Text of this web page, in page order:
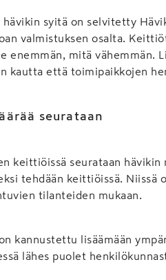
hävikin syitä on selvitetty
valmistuksen osalta.
enemmän, mitä vähemmän.
kautta että toimipaikkojen
seurataan
keittiöissä seurataan
tehdään keittiöissä. Niissä
tilanteiden mukaan.
kannustettu lisäämään
lähes puolet